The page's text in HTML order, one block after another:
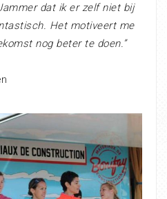
dat ik er zelf niet bij
Het motiveert me
nog beter te doen.”